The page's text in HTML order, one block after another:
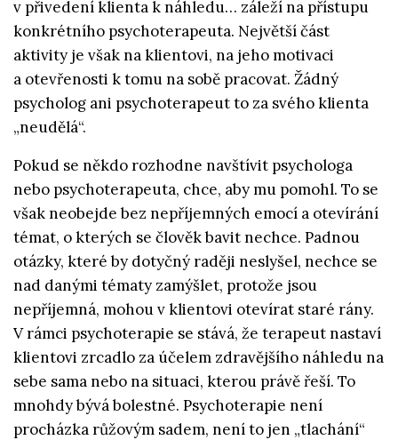
v přivedení klienta k náhledu… záleží na přístupu
konkrétního psychoterapeuta. Největší část
aktivity je však na klientovi, na jeho motivaci
a otevřenosti k tomu na sobě pracovat. Žádný
psycholog ani psychoterapeut to za svého klienta
„neudělá“.
Pokud se někdo rozhodne navštívit psychologa
nebo psychoterapeuta, chce, aby mu pomohl. To se
však neobejde bez nepříjemných emocí a otevírání
témat, o kterých se člověk bavit nechce. Padnou
otázky, které by dotyčný raději neslyšel, nechce se
nad danými tématy zamýšlet, protože jsou
nepříjemná, mohou v klientovi otevírat staré rány.
V rámci psychoterapie se stává, že terapeut nastaví
klientovi zrcadlo za účelem zdravějšího náhledu na
sebe sama nebo na situaci, kterou právě řeší. To
mnohdy bývá bolestné. Psychoterapie není
procházka růžovým sadem, není to jen „tlachání“